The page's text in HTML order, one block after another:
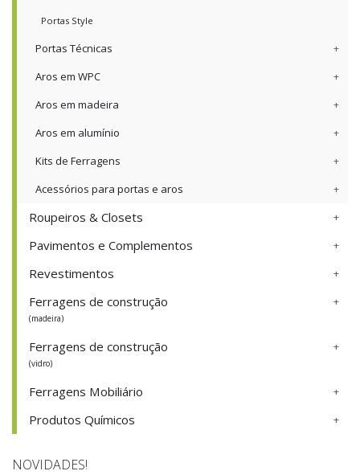
Portas Style
Portas Técnicas
Aros em WPC
Aros em madeira
Aros em alumínio
Kits de Ferragens
Acessórios para portas e aros
Roupeiros & Closets
Pavimentos e Complementos
Revestimentos
Ferragens de construção
(madeira)
Ferragens de construção
(vidro)
Ferragens Mobiliário
Produtos Químicos
NOVIDADES!